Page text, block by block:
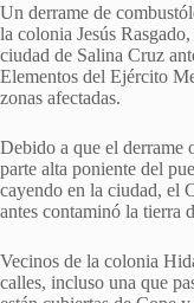
Un derrame de
la colonia Jesús
ciudad de Salina Cruz
Elementos del Ejército
zonas afectadas.
Debido a que el derrame
parte alta poniente del
cayendo en la ciudad, el
antes contaminó la tierra
Vecinos de la colonia
calles, incluso una que